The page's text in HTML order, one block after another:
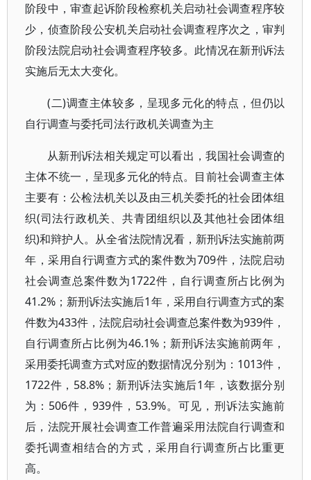
阶段中，审查起诉阶段检察机关启动社会调查程序较
少，侦查阶段公安机关启动社会调查程序次之，审判
阶段法院启动社会调查程序较多。此情况在新刑诉法
实施后无太大变化。
(二)调查主体较多，呈现多元化的特点，但仍以
自行调查与委托司法行政机关调查为主
从新刑诉法相关规定可以看出，我国社会调查的
主体不统一，呈现多元化的特点。目前社会调查主体
主要有：公检法机关以及由三机关委托的社会团体组
织(司法行政机关、共青团组织以及其他社会团体组
织)和辩护人。从全省法院情况看，新刑诉法实施前两
年，采用自行调查方式的案件数为709件，法院启动
社会调查总案件数为1722件，自行调查所占比例为
41.2%；新刑诉法实施后1年，采用自行调查方式的案
件数为433件，法院启动社会调查总案件数为939件，
自行调查所占比例为46.1%；新刑诉法实施前两年，
采用委托调查方式对应的数据情况分别为：1013件，
1722件，58.8%；新刑诉法实施后1年，该数据分别
为：506件，939件，53.9%。可见，刑诉法实施前
后，法院开展社会调查工作普遍采用法院自行调查和
委托调查相结合的方式，采用自行调查所占比重更
高。